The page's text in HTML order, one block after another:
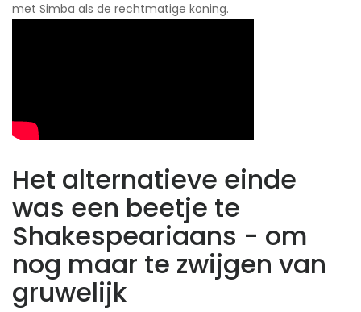
met Simba als de rechtmatige koning.
Het alternatieve einde
was een beetje te
Shakespeariaans - om
nog maar te zwijgen van
gruwelijk